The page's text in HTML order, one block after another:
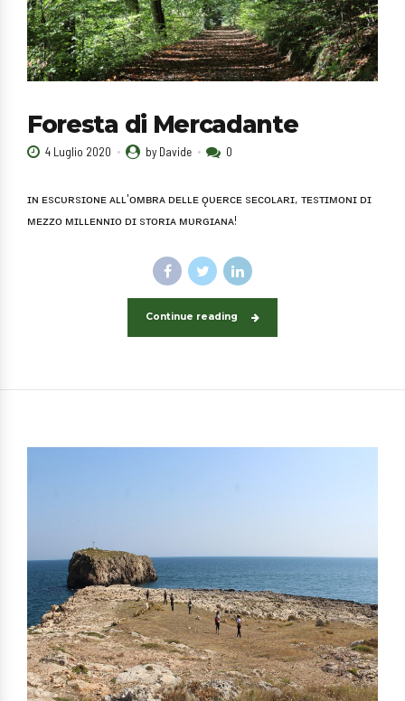
Foresta di Mercadante
4 Luglio 2020 by Davide 0
ɪɴ ᴇsᴄᴜʀsɪᴏɴᴇ ᴀʟʟ'ᴏᴍʙʀᴀ ᴅᴇʟʟᴇ ǫᴜᴇʀᴄᴇ sᴇᴄᴏʟᴀʀɪ, ᴛᴇsᴛɪᴍᴏɴɪ ᴅɪ
ᴍᴇᴢᴢᴏ ᴍɪʟʟᴇɴɴɪᴏ ᴅɪ sᴛᴏʀɪᴀ ᴍᴜʀɢɪᴀɴᴀ!
Continue reading